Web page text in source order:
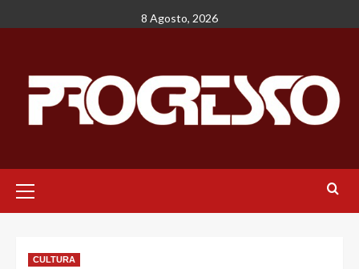
para
8 Agosto, 2026
principal
CULTURA